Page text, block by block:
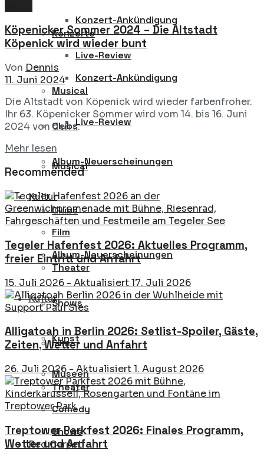
Konzerte
Konzert-Ankündigung
Live-Review
Musical
Clubs
Album-Neuerscheinungen
Kultur
Film
Theater
Shows
Konzert-Ankündigung
Live-Review
Musical
Clubs
Album-Neuerscheinungen
Kultur
Film
Theater
Shows
Kunst
Museen
Comedy
Red Carpet
Köpenicker Sommer 2024 – Die Altstadt
Köpenick wird wieder bunt
Von Dennis
11. Juni 2024
Die Altstadt von Köpenick wird wieder farbenfroher.
Ihr 63. Köpenicker Sommer wird vom 14. bis 16. Juni
2024 von den ...
Mehr lesen
Recommended
Tegeler Hafenfest 2026: Aktuelles Programm,
freier Eintritt und Anfahrt
15. Juli 2026 - Aktualisiert 17. Juli 2026
Alligatoah in Berlin 2026: Setlist-Spoiler, Gäste,
Zeiten, Wetter und Anfahrt
26. Juli 2026 - Aktualisiert 1. August 2026
Treptower Parkfest 2026: Finales Programm,
Wetter und Anfahrt